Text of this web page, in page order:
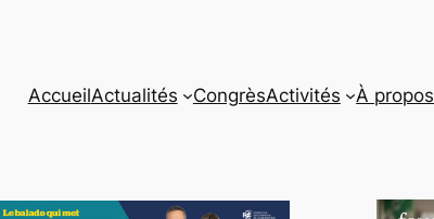
AccueilActualités CongrèsActivités À propos